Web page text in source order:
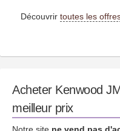
Découvrir toutes les
Acheter Kenwood
meilleur prix